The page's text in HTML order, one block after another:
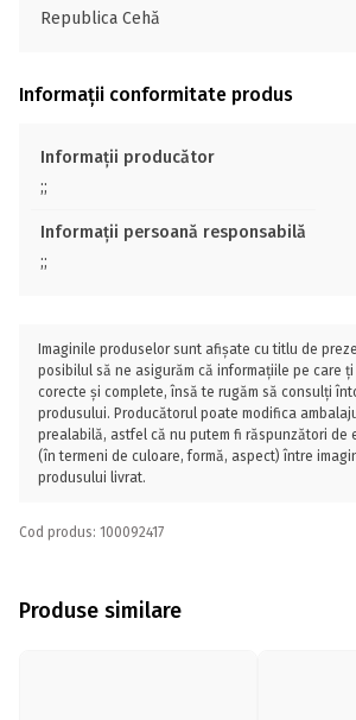
Republica Cehă
Informații conformitate produs
Informații producător
;;
Informații persoană responsabilă
;;
Imaginile produselor sunt afișate cu titlu de
posibilul să ne asigurăm că informațiile pe care
corecte și complete, însă te rugăm să consulți
produsului. Producătorul poate modifica
prealabilă, astfel că nu putem fi răspunzători de
(în termeni de culoare, formă, aspect) între
produsului livrat.
Cod produs: 100092417
Produse similare